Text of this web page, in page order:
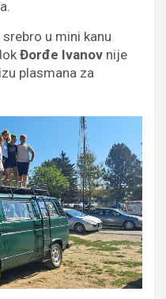
u mini kanu
Đorđe Ivanov nije
plasmana za